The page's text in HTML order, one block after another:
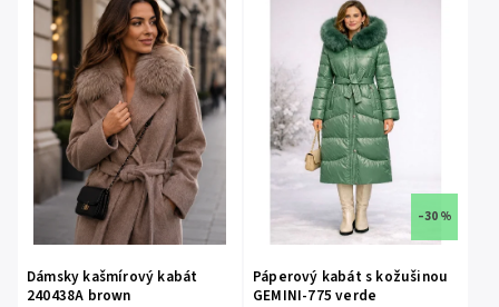
Dámsky kašmírový kabát
240438A brown
–30 %
Páperový kabát s kožušinou
GEMINI-775 verde